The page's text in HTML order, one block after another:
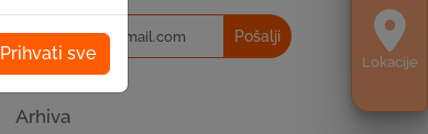
Lokacije
Prihvati sve
Pošalji
Arhiva